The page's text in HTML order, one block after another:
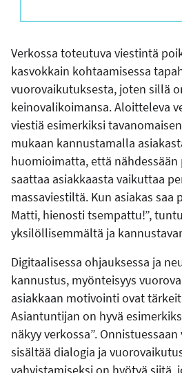
Verkossa toteutuva viestintä
kasvokkain kohtaamisessa
vuorovaikutuksesta, joten sillä
keinovalikoimansa. Aloitteleva
viestiä esimerkiksi
mukaan kannustamalla
huomioimatta, että
saattaa asiakkaasta vaikuttaa
massaviestiltä. Kun asiakas saa
Matti, hienosti tsempattu!”,
yksilöllisemmältä ja
Digitaalisessa ohjauksessa ja
kannustus, myönteisyys
asiakkaan motivointi ovat
Asiantuntijan on hyvä
näkyy verkossa”.
sisältää dialogia ja